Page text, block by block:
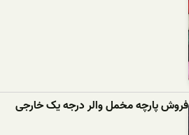
فروش پارچه مخمل والر درجه یک خارجی